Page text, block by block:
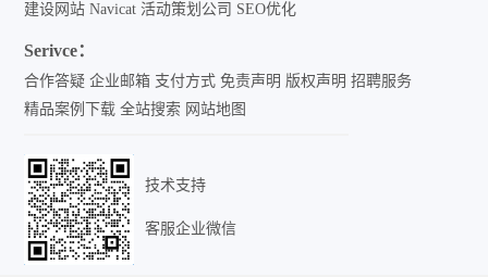
建设网站 Navicat 活动策划公司 SEO优化
Serivce：
合作答疑 企业邮箱 支付方式 免责声明 版权声明 招聘服务
精品案例下载 全站搜索 网站地图
技术支持
客服企业微信